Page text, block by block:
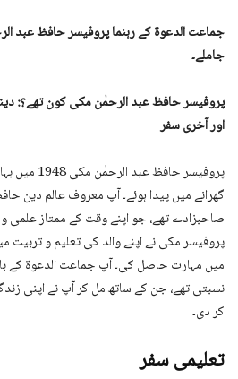
جماعت الدعوۃ کے رہنما پروفیسر حافظ عبد
جاملے۔
پروفیسر حافظ عبد الرحمٰن مکی کون تھے؟:
اور آخری سفر
پروفیسر
گھرانے میں پیدا ہوئے۔ آپ معروف عالم دین
صاحبزادے تھے، جو اپنے وقت کے ممتاز
پروفیسر مکی نے اپنے والد کی تعلیم و تربیت
میں مہارت حاصل کی۔ آپ جماعت الدعوۃ کے
نسبتی تھے، جن کے ساتھ مل کر آپ نے اپنی
کر دی۔
تعلیمی سفر